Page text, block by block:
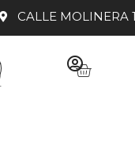
CALLE MOLINERA